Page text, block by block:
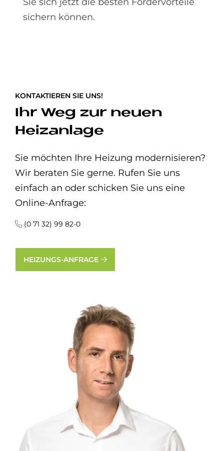
sichern können.
KONTAKTIEREN SIE UNS!
Ihr Weg zur neuen
Heizanlage
Sie möchten Ihre Heizung modernisieren?
Wir beraten Sie gerne. Rufen Sie uns
einfach an oder schicken Sie uns eine
Online-Anfrage:
(0 71 32) 99 82-0
HEIZUNGS-ANFRAGE